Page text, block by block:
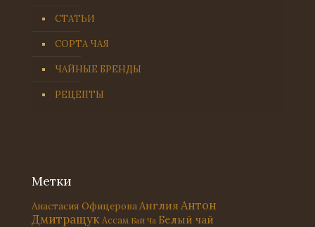
СТАТЬИ
СОРТА ЧАЯ
ЧАЙНЫЕ БРЕНДЫ
РЕЦЕПТЫ
Метки
Анастасия ОфицероваАнглия Антон
Дмитращук Ассам Бай Ча Белый чай